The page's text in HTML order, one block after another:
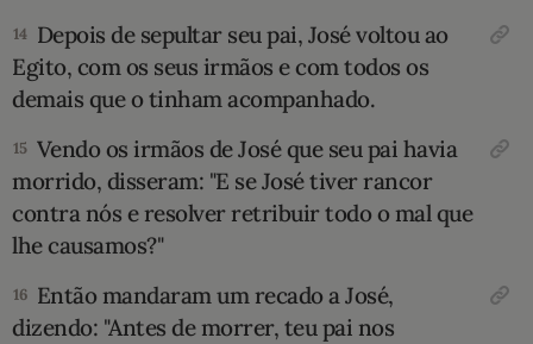
14 Depois de sepultar seu pai, José voltou ao
Egito, com os seus irmãos e com to­dos os
demais que o tinham acompanhado.
15 Vendo os irmãos de José que seu pai havia
morrido, disseram: "E se José tiver rancor
contra nós e resolver retribuir todo o mal que
lhe causamos?"
16 Então mandaram um recado a José,
dizendo: "Antes de morrer, teu pai nos